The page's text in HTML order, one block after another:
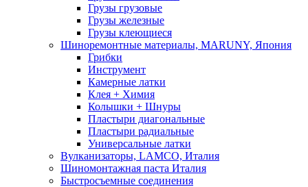
Грузы грузовые
Грузы железные
Грузы клеющиеся
Шиноремонтные материалы, MARUNY, Япония
Грибки
Инструмент
Камерные латки
Клея + Химия
Колышки + Шнуры
Пластыри диагональные
Пластыри радиальные
Универсальные латки
Вулканизаторы, LAMCO, Италия
Шиномонтажная паста Италия
Быстросъемные соединения